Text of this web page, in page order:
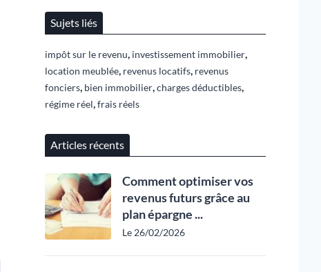
Sujets liés
impôt sur le revenu, investissement immobilier,
location meublée, revenus locatifs, revenus
fonciers, bien immobilier,charges déductibles,
régime réel,frais réels
Articles récents
Comment optimiser vos
revenus futurs grâce au
plan épargne ...
Le 26/02/2026